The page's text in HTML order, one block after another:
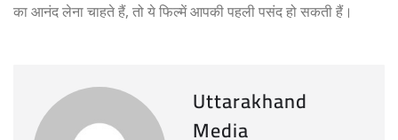
का आनंद लेना चाहते हैं, तो ये फिल्में आपकी पहली पसंद हो सकती हैं।
Uttarakhand
Media